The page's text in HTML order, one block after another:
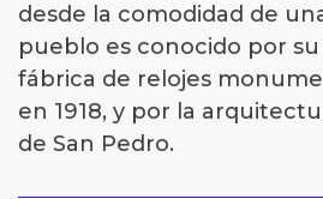
desde la comodidad de
pueblo es conocido por
fábrica de relojes
en 1918, y por la
de San Pedro.